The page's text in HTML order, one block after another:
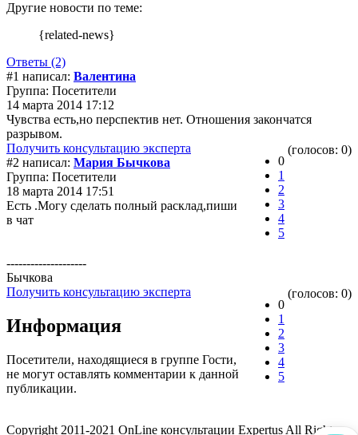
Другие новости по теме:
{related-news}
Ответы (2)
#1 написал: Валентина
Группа: Посетители
14 марта 2014 17:12
Чувства есть,но перспектив нет. Отношения закончатся
разрывом.
Получить консультацию эксперта
0
1
2
3
4
5
(голосов: 0)
#2 написал: Мария Бычкова
Группа: Посетители
18 марта 2014 17:51
Есть .Могу сделать полный расклад,пиши
в чат
--------------------
Бычкова
Получить консультацию эксперта
0
1
2
3
4
5
(голосов: 0)
Информация
Посетители, находящиеся в группе Гости,
не могут оставлять комментарии к данной
публикации.
Copyright 2011-2021 OnLine консультации Expertus All Rights